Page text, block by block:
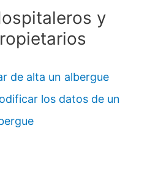
y
de alta un albergue
los datos de un